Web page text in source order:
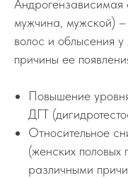
Андрогензависимая
мужчина, мужской)
волос и облысения
причины ее
Повышение
ДГТ
Относительное
(женских половых
различными